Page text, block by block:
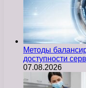
Методы
доступности
07.08.2026